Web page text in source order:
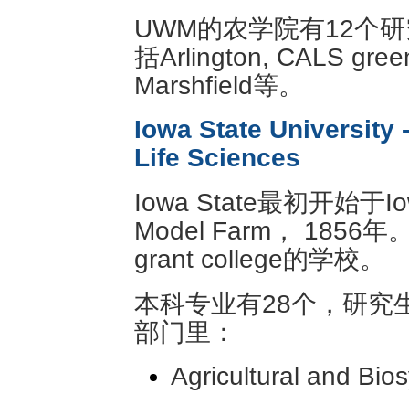
UWM的农学院有12个
括Arlington, CALS
Marshfield等。
Iowa State University
Life Sciences
Iowa State最初开始于
Model Farm， 1856年
grant college的学校。
本科专业有28个，研究
部门里：
Agricultural and